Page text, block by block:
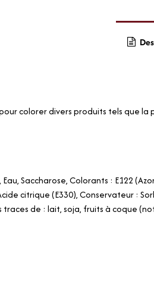
colorer divers produits tels que la
Saccharose, Colorants : E122
citrique (E330), Conservateur :
traces de : lait, soja, fruits à coque